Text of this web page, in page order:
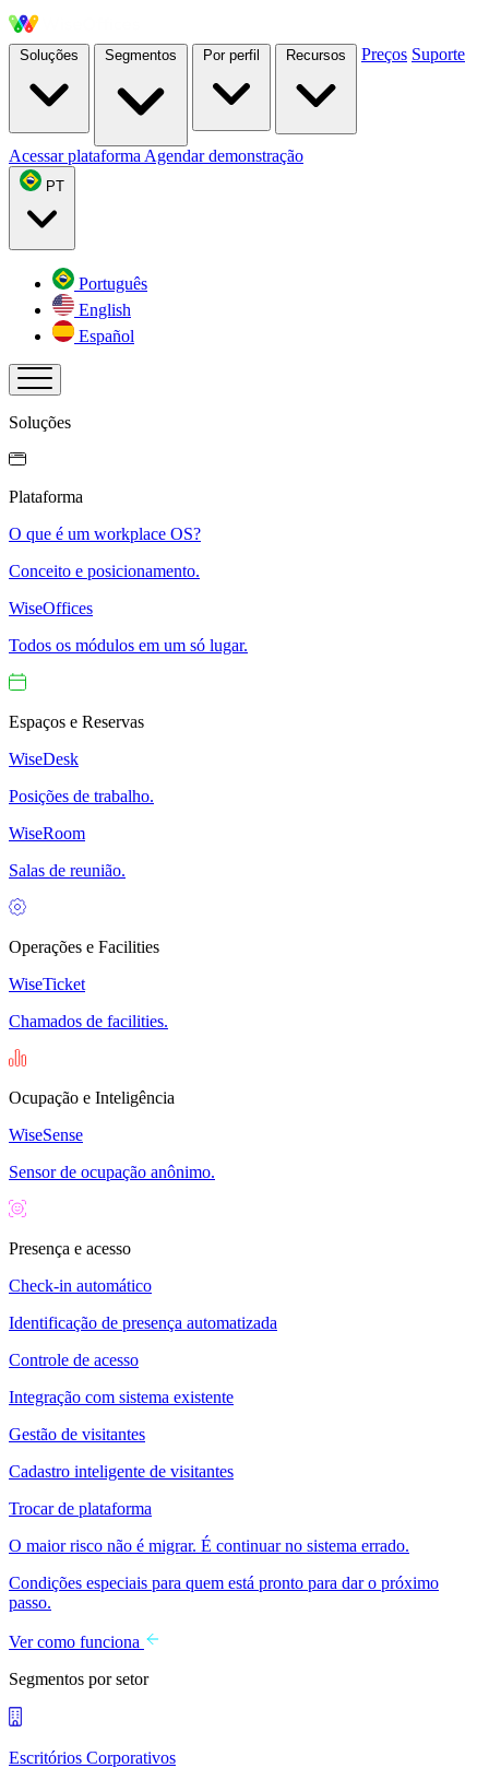
Soluções Segmentos Por perfil Recursos Preços Suporte
Acessar plataforma Agendar demonstração
PT
Português
English
Español
Soluções
Plataforma
O que é um workplace OS?
Conceito e posicionamento.
WiseOffices
Todos os módulos em um só lugar.
Espaços e Reservas
WiseDesk
Posições de trabalho.
WiseRoom
Salas de reunião.
Operações e Facilities
WiseTicket
Chamados de facilities.
Ocupação e Inteligência
WiseSense
Sensor de ocupação anônimo.
Presença e acesso
Check-in automático
Identificação de presença automatizada
Controle de acesso
Integração com sistema existente
Gestão de visitantes
Cadastro inteligente de visitantes
Trocar de plataforma
O maior risco não é migrar. É continuar no sistema errado.
Condições especiais para quem está pronto para dar o próximo
passo.
Ver como funciona
Segmentos por setor
Escritórios Corporativos